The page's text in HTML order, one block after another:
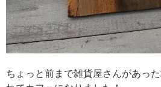
ちょっと前まで雑貨屋さんがあっ